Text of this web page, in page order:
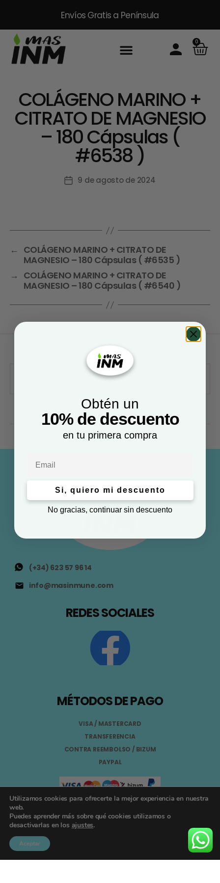
Envíos Gratis a Península
0
COLÁGENO MARINO +
CITRATO DE MAGNESIO
– 180 Cápsulas (
#6538 )
9 de agosto de 2024
← COLÁGENO MARINO + CITRATO DE
MAGNESIO – 180 Cápsulas ( #6535 )
→ COLÁGENO MARINO + CITRATO DE
MAGNESIO – 180 Cápsulas ( #6540 )
(+34) 623 57 96 14
info@masinmune.com
REDES SOCIALES
MÉTODOS DE PAGO
VISA / MASTERCARD
TRANSFERENCIA
CONTRA REEMBOLSO / BIZUM
PAYPAL
Aviso Legal
Política de Privacidad
Utilizamos cookies para ofrecerte la mejor experiencia en nuestra
web.
Puedes aprender más sobre qué cookies utilizamos o
desactivarlas en los ajustes.
Aceptar
Obtén un
10% de descuento
en tu primera compra
Si, quiero mi descuento
No gracias, continuar sin descuento